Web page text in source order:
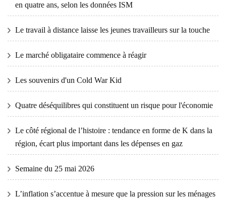
en quatre ans, selon les données ISM
Le travail à distance laisse les jeunes travailleurs sur la touche
Le marché obligataire commence à réagir
Les souvenirs d'un Cold War Kid
Quatre déséquilibres qui constituent un risque pour l'économie
Le côté régional de l’histoire : tendance en forme de K dans la
région, écart plus important dans les dépenses en gaz
Semaine du 25 mai 2026
L’inflation s’accentue à mesure que la pression sur les ménages